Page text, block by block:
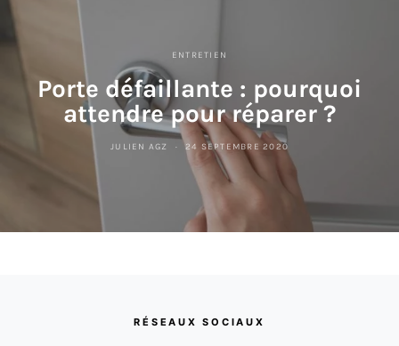
ENTRETIEN
Porte défaillante : pourquoi
attendre pour réparer ?
JULIEN AGZ 24 SEPTEMBRE 2020
RÉSEAUX SOCIAUX